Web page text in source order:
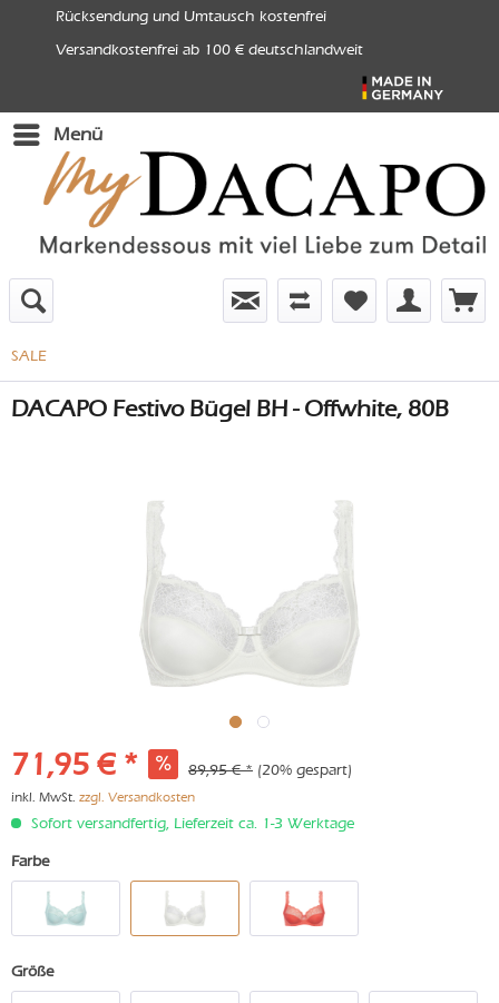
Rücksendung und Umtausch kostenfrei
Versandkostenfrei ab 100 € deutschlandweit
Menü
SALE
DACAPO Festivo Bügel BH - Offwhite, 80B
71,95 € * 89,95 € * (20% gespart)
inkl. MwSt. zzgl. Versandkosten
Sofort versandfertig, Lieferzeit ca. 1-3 Werktage
Farbe
Größe